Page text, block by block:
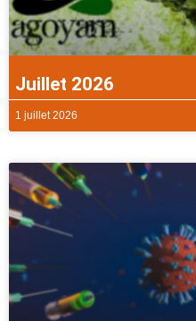
Juillet 2026
1 juillet 2026